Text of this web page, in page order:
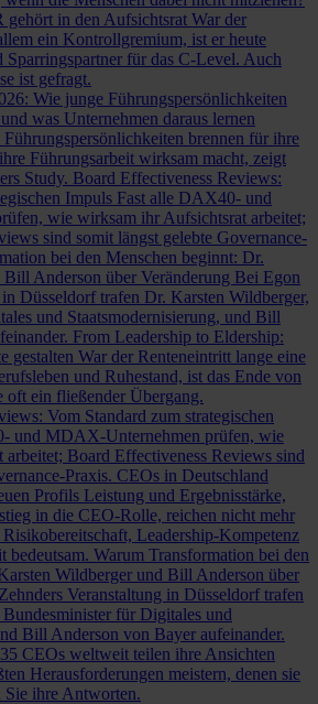
in den Aufsichtsrat War der
ein Kontrollgremium, ist er heute
Sparringspartner für das C-Level. Auch
ist gefragt.
Wie junge Führungspersönlichkeiten
was Unternehmen daraus lernen
brennen für ihre
Führungsarbeit wirksam macht, zeigt
Study. Board Effectiveness Reviews:
Impuls Fast alle DAX40- und
wie wirksam ihr Aufsichtsrat arbeitet;
sind somit längst gelebte Governance-
bei den Menschen beginnt: Dr.
Anderson über Veränderung Bei Egon
Düsseldorf trafen Dr. Karsten Wildberger,
und Staatsmodernisierung, und Bill
From Leadership to Eldership:
gestalten War der Renteneintritt lange eine
und Ruhestand, ist das Ende von
oft ein fließender Übergang.
Vom Standard zum strategischen
und MDAX-Unternehmen prüfen, wie
Board Effectiveness Reviews sind
Praxis. CEOs in Deutschland
Profils Leistung und Ergebnisstärke,
in die CEO-Rolle, reichen nicht mehr
Risikobereitschaft, Leadership-Kompetenz
bedeutsam. Warum Transformation bei den
Wildberger und Bill Anderson über
Veranstaltung in Düsseldorf trafen
für Digitales und
Bill Anderson von Bayer aufeinander.
CEOs weltweit teilen ihre Ansichten
Herausforderungen meistern, denen sie
Sie ihre Antworten.